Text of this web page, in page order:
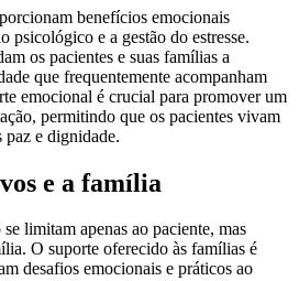
benefícios emocionais
psicológico e a gestão do estresse.
os pacientes e suas famílias a
que frequentemente acompanham
emocional é crucial para promover um
permitindo que os pacientes vivam
paz e dignidade.
e a família
limitam apenas ao paciente, mas
O suporte oferecido às famílias é
desafios emocionais e práticos ao